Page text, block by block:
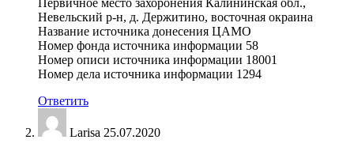
Невельский р-н, д. Держитино, восточная окраина
Название источника донесения ЦАМО
Номер фонда источника информации 58
Номер описи источника информации 18001
Номер дела источника информации 1294
Ответить
Larisa 25.07.2020